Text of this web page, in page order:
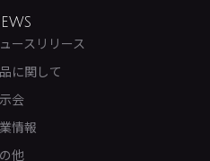
ースリリース
に関して
会
情報
他